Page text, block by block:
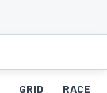
GRID RACE